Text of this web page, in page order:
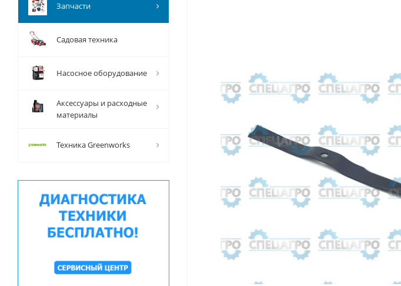
Запчасти
Садовая техника
Насосное оборудование
Аксессуары и расходные
материалы
Техника Greenworks